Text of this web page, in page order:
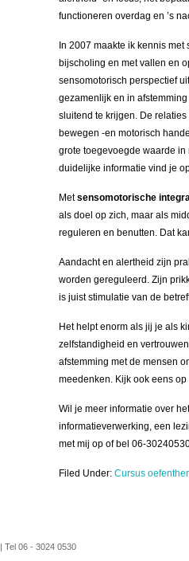
functioneren overdag en ’s
In 2007 maakte ik kennis
bijscholing en met vallen en
sensomotorisch perspectief
gezamenlijk en in
sluitend te krijgen. De
bewegen -en motorisch
grote toegevoegde waarde
duidelijke informatie vind je
Metsensomotorische
als doel op zich, maar als
reguleren en benutten. Dat
Aandacht en alertheid zijn
worden gereguleerd. Zijn
is juist stimulatie van de
Het helpt enorm als jij je als
zelfstandigheid en
afstemming met de mensen
meedenken. Kijk ook eens op
Wil je meer informatie over
informatieverwerking, een
met mij op of bel 06-
Filed Under: Cursus
| Tel 06 - 3024 0530